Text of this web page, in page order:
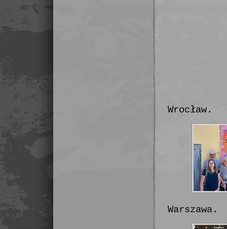
Wrocław.
Warszawa.